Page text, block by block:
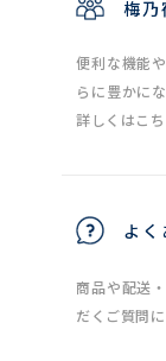
梅乃
便利な機能
らに豊かに
詳しくはこち
よ
商品や配送
だくご質問